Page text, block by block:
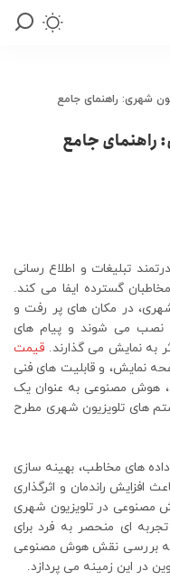
شهری: راهنمای جامع
جامع
تبلیغات و اطلاع رسانی
گسترده ایفا می کند.
در مکان های پر رفت و
نصب می شوند و پیام های
به نمایش می گذارند. قیمت
نمایش، و قابلیت های فنی
هوش مصنوعی به عنوان یک
های تلویزیون شهری مطرح
های مخاطب، بهینه سازی
افزایش راندمان و اثرگذاری
مصنوعی در تلویزیون شهری
تجربه ای منحصر به فرد برای
به بررسی نقش هوش مصنوعی
در این زمینه می پردازد.